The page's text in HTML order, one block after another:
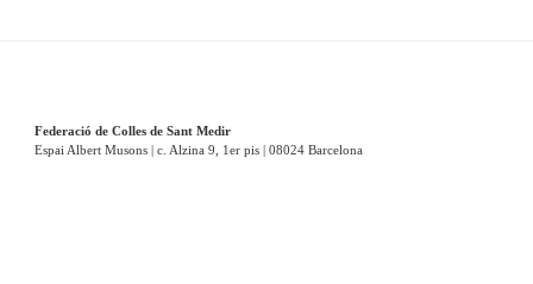
Federació de Colles de Sant Medir
Espai Albert Musons | c. Alzina 9, 1er pis | 08024 Barcelona